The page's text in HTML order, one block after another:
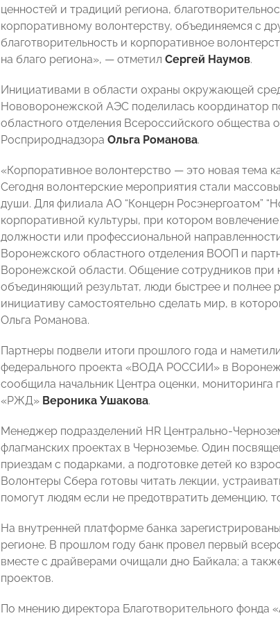
ценностей и традиций региона,
корпоративному волонтерству, объединяемся с
благотворительность и корпоративное
на благо региона», — отметил Сергей Наумов.
Инициативами в области охраны окружающей
Нововоронежской АЭС поделилась координатор
областного отделения Всероссийского
Росприроднадзора Ольга Романова.
«Корпоративное волонтерство — это новая тема
Сегодня волонтерские мероприятия стали
души. Для филиала АО “Концерн Росэнергоатом”
корпоративной культуры, при котором
должности или профессиональной
Воронежского областного отделения ВООП и
Воронежской области. Общение сотрудников
объединяющий результат, люди быстрее и полнее
инициативу самостоятельно сделать мир, в
Ольга Романова.
Партнеры подвели итоги прошлого года и
федерального проекта «ВОДА РОССИИ» в
сообщила начальник Центра оценки,
«РЖД» Вероника Ушакова.
Менеджер подразделений HR Центрально-
флагманских проектах в Черноземье. Один
приездам с подарками, а подготовке детей ко
Волонтеры Сбера готовы читать лекции,
помогут людям если не предотвратить деменцию,
На внутренней платформе банка
регионе. В прошлом году банк провел первый
вместе с драйверами очищали дно Байкала; а
проектов.
По мнению директора Благотворительного фонда